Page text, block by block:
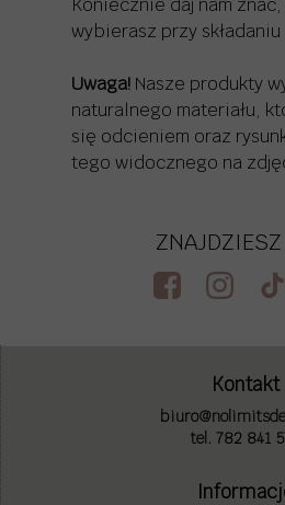
Koniecznie daj nam
wybierasz przy
Uwaga! Nasze produkty
naturalnego materiału,
się odcieniem oraz
tego widocznego na
tel. 782 841
Kontakt